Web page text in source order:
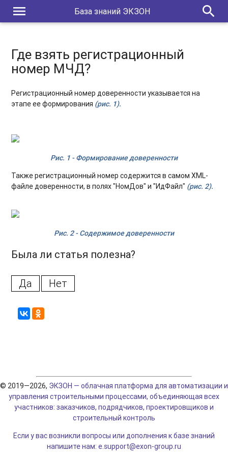
menu
ошибочно другому участнику проекта?
Как подписать МЧД?
Где взять регистрационный номер МЧД?
Как получить доступ к проекту Экзон представителям
подрядчика/субподрядчика?
База знаний ЭКЗОН search
Где взять регистрационный
номер МЧД?
Регистрационный номер доверенности указывается на
этапе ее формирования (рис. 1).
Рис. 1 - Формирование доверенности
Также регистрационный номер содержится в самом XML-
файле доверенности, в полях "НомДов" и "ИдФайл" (рис. 2).
Рис. 2 - Содержимое доверенности
Была ли статья полезна?
Да Нет
© 2019—2026, ЭКЗОН — облачная платформа для автоматизации и
управления строительными процессами, объединяющая всех
участников: заказчиков, подрядчиков, проектировщиков и
строительный контроль
Если у вас возникли вопросы или дополнения к базе знаний
напишите нам: e.support@exon-group.ru